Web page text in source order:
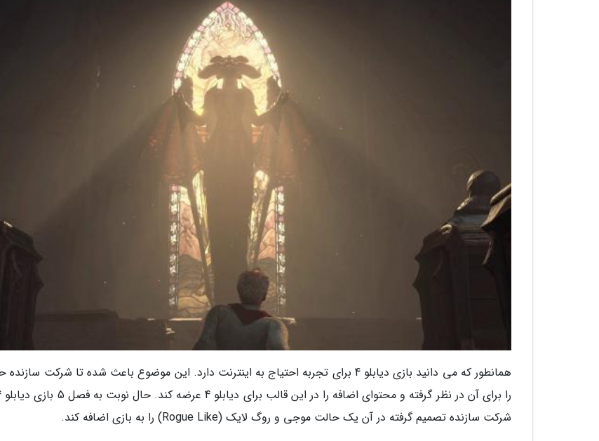
همانطور که می دانید بازی دیابلو 4 برای تجربه احتیاج به اینترنت دارد. این موضوع باعث شده تا شرکت
شرکت سازنده تصمیم گرفته در آن یک حالت موجی و روگ لایک (Rogue Like) را به بازی اضافه کند.